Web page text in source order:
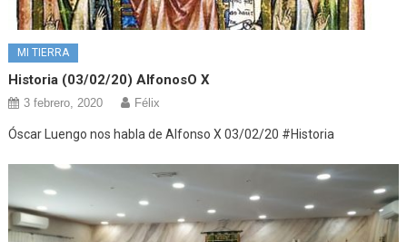
MI TIERRA
Historia (03/02/20) AlfonosO X
3 febrero, 2020 Félix
Óscar Luengo nos habla de Alfonso X 03/02/20 #Historia